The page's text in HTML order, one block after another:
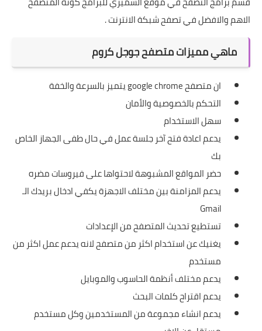
الاهم والافضل في تصفح شبكة الانترنت .
ماهي مميزات متصفح جوجل كروم
ان متصفح google chrome يتميز بالسرعة والخفة
التحكم بالخصوصية والأمان
سهل الاستخدام
يدعم اعادة فتح آخر جلسة عمل في حال طفى الجهاز الخاص
بك
حضر المواقع المشبوهة لاحتواها على فيروسات مضره
يدعم المزامنة بين مختلف الاجهزة يكفي ادخال بريدك الـ
Gmail
تستطيع تحديث المتصفح من الإعدادات
يغنيك عن استخدام اكثر من متصفح لانه يدعم عمل اكثر من
مستخدم
يدعم مختلف أنظمة الحاسوب والموبايل
يدعم اقتراح كلمات البحث
يدعم انشاء مجموعة من المستخدمين وكل مستخدم